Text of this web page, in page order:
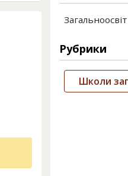
Рубрики
Школи